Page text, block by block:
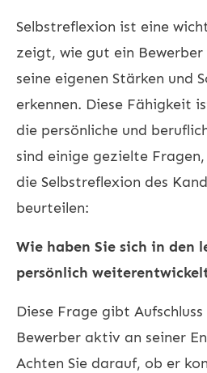
Selbstreflexion ist eine
zeigt, wie gut ein
seine eigenen Stärken und
erkennen. Diese Fähigkeit
die persönliche und
sind einige gezielte
die Selbstreflexion des
beurteilen:
Wie haben Sie sich in den
persönlich
Diese Frage gibt
Bewerber aktiv an seiner
Achten Sie darauf, ob er